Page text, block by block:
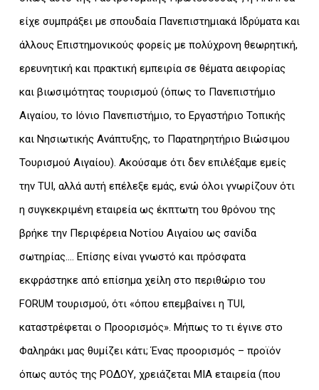
είχε συμπράξει με σπουδαία Πανεπιστημιακά Ιδρύματα και
άλλους Επιστημονικούς φορείς με πολύχρονη θεωρητική,
ερευνητική και πρακτική εμπειρία σε θέματα αειφορίας
και βιωσιμότητας τουρισμού (όπως το Πανεπιστήμιο
Αιγαίου, το Ιόνιο Πανεπιστήμιο, το Εργαστήριο Τοπικής
και Νησιωτικής Ανάπτυξης, το Παρατηρητήριο Βιώσιμου
Τουρισμού Αιγαίου). Ακούσαμε ότι δεν επιλέξαμε εμείς
την TUI, αλλά αυτή επέλεξε εμάς, ενώ όλοι γνωρίζουν ότι
η συγκεκριμένη εταιρεία ως έκπτωτη του θρόνου της
βρήκε την Περιφέρεια Νοτίου Αιγαίου ως σανίδα
σωτηρίας…. Επίσης είναι γνωστό και πρόσφατα
εκφράστηκε από επίσημα χείλη στο περιθώριο του
FORUM τουρισμού, ότι «όπου επεμβαίνει η TUI,
καταστρέφεται ο Προορισμός». Μήπως το τι έγινε στο
Φαληράκι μας θυμίζει κάτι; Ένας προορισμός – προϊόν
όπως αυτός της ΡΟΔΟΥ, χρειάζεται ΜΙΑ εταιρεία (που